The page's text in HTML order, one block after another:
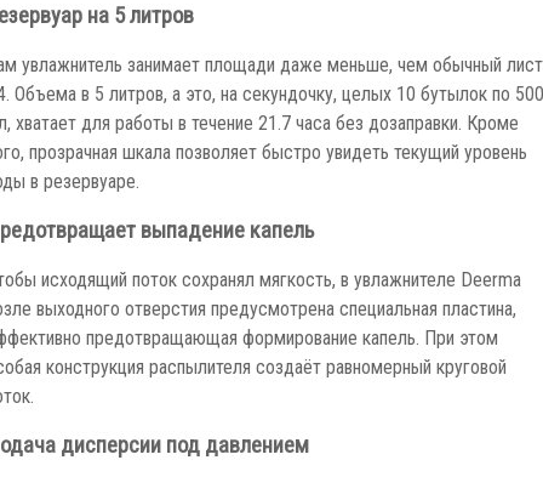
на 5 литров
увлажнитель занимает площади даже меньше, чем обычный лист
Объема в 5 литров, а это, на секундочку, целых 10 бутылок по 500
хватает для работы в течение 21.7 часа без дозаправки. Кроме
прозрачная шкала позволяет быстро увидеть текущий уровень
в резервуаре.
выпадение капель
исходящий поток сохранял мягкость, в увлажнителе Deerma
выходного отверстия предусмотрена специальная пластина,
предотвращающая формирование капель. При этом
конструкция распылителя создаёт равномерный круговой
дисперсии под давлением